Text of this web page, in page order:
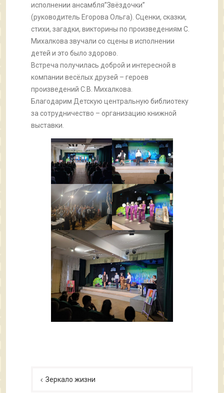
исполнении ансамбля”Звёздочки”
(руководитель Егорова Ольга). Сценки, сказки,
стихи, загадки, викторины по произведениям С.
Михалкова звучали со сцены в исполнении
детей и это было здорово.
Встреча получилась доброй и интересной в
компании весёлых друзей – героев
произведений С.В. Михалкова.
Благодарим Детскую центральную библиотеку
за сотрудничество – организацию книжной
выставки.
по Зеркало жизни